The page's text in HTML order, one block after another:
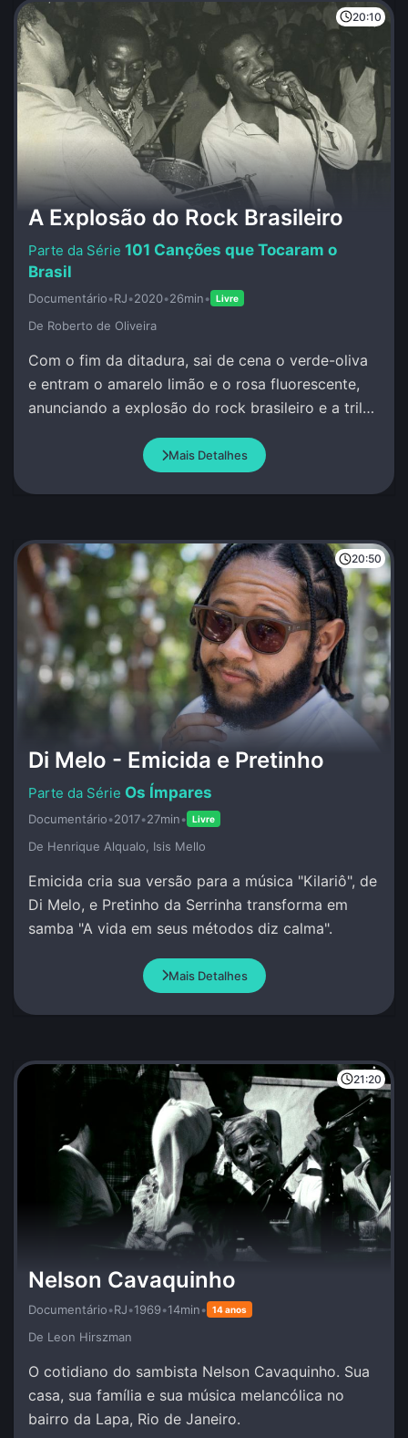
20:10
A Explosão do Rock Brasileiro
101 Canções que Tocaram o
Brasil
Documentário•RJ•2020•26min• Livre
De Roberto de Oliveira
Com o fim da ditadura, sai de cena o verde-oliva
e entram o amarelo limão e o rosa fluorescente,
anunciando a explosão do rock brasileiro e a trilha
Mais Detalhes
20:50
Di Melo - Emicida e Pretinho
Os Ímpares
Documentário•2017•27min• Livre
De Henrique Alqualo, Isis Mello
Emicida cria sua versão para a música "Kilariô", de
Di Melo, e Pretinho da Serrinha transforma em
samba "A vida em seus métodos diz calma".
Mais Detalhes
21:20
Nelson Cavaquinho
Documentário•RJ•1969•14min• 14 anos
De Leon Hirszman
O cotidiano do sambista Nelson Cavaquinho. Sua
casa, sua família e sua música melancólica no
bairro da Lapa, Rio de Janeiro.